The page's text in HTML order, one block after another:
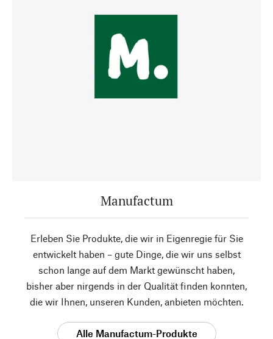
Manufactum
Erleben Sie Produkte, die wir in Eigenregie für Sie
entwickelt haben – gute Dinge, die wir uns selbst
schon lange auf dem Markt gewünscht haben,
bisher aber nirgends in der Qualität finden konnten,
die wir Ihnen, unseren Kunden, anbieten möchten.
Alle Manufactum-Produkte